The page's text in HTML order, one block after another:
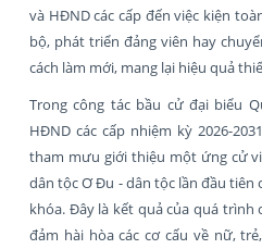
và HĐND các cấp đến việc kiện
bộ, phát triển đảng viên hay
cách làm mới, mang lại hiệu quả
Trong công tác bầu cử đại biểu
HĐND các cấp nhiệm kỳ 2026-
tham mưu giới thiệu một ứng cử
dân tộc Ơ Đu - dân tộc lần đầu tiên
khóa. Đây là kết quả của quá trình
đảm hài hòa các cơ cấu về nữ,